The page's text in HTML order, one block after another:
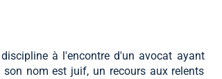
à l'encontre d'un avocat ayant
nom est juif, un recours aux relents